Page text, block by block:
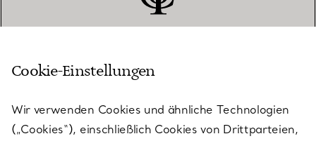
KUNDENSERVICE
SERVICES
Cookie-Einstellungen
Wir verwenden Cookies und ähnliche Technologien
(„Cookies“), einschließlich Cookies von Drittparteien,